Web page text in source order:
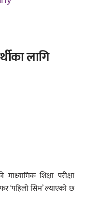
लागि
शिक्षा परीक्षा
‘पहिलो सिम’ ल्याएको छ